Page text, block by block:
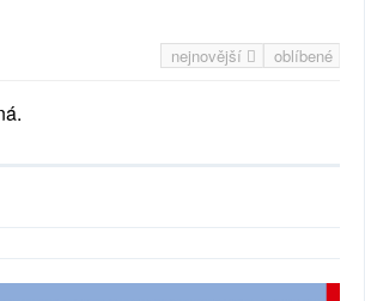
nejnovější oblíbené